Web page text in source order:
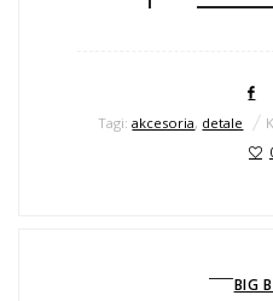
Tagi:akcesoria, detale
BIG